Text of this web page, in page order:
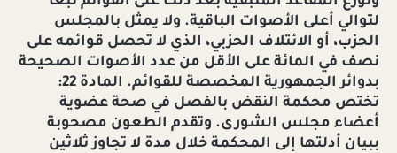
لتوالي أعلى الأصوات الباقية. ولا يمثل بالمجلس
الحزب، أو الائتلاف الحزبي، الذي لا تحصل قوائمه على
نصف في المائة على الأقل من عدد الأصوات الصحيحة
بدوائر الجمهورية المخصصة للقوائم. المادة 22:
تختص محكمة النقض بالفصل في صحة عضوية
أعضاء مجلس الشورى. وتقدم الطعون مصحوبة
ببيان أدلتها إلى المحكمة خلال مدة لا تجاوز ثلاثين